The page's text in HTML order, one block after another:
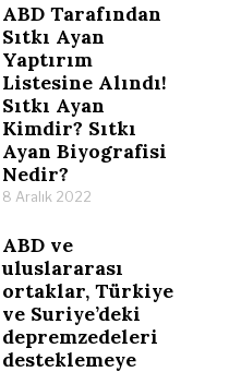
ABD Tarafından
Sıtkı Ayan
Yaptırım
Listesine Alındı!
Sıtkı Ayan
Kimdir? Sıtkı
Ayan Biyografisi
Nedir?
8 Aralık 2022
ABD ve
uluslararası
ortaklar, Türkiye
ve Suriye’deki
depremzedeleri
desteklemeye